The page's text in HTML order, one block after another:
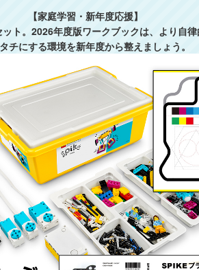
【家庭学習・新年度応援】
ト。2026年度版ワークブックは、より自
チにする環境を新年度から整えましょう。